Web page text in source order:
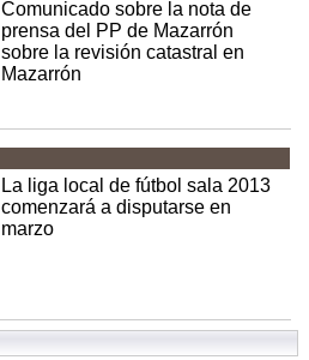
Comunicado sobre la nota de
prensa del PP de Mazarrón
sobre la revisión catastral en
Mazarrón
La liga local de fútbol sala 2013
comenzará a disputarse en
marzo